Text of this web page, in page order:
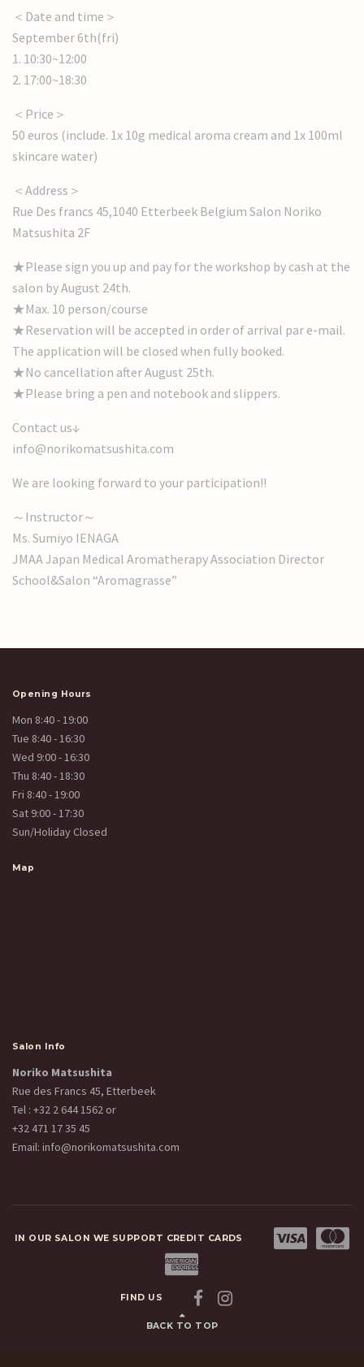
＜Date and time＞
September 6th(fri)
1. 10:30~12:00
2. 17:00~18:30
＜Price＞
50 euros (include. 1x 10g medical aroma cream and 1x 100ml
skincare water)
＜Address＞
Rue Des francs 45,1040 Etterbeek Belgium Salon Noriko
Matsushita 2F
★Please sign you up and pay for the workshop by cash at the
salon by August 24th.
★Max. 10 person/course
★Reservation will be accepted in order of arrival par e-mail.
The application will be closed when fully booked.
★No cancellation after August 25th.
★Please bring a pen and notebook and slippers.
Contact us↓
info@norikomatsushita.com
We are looking forward to your participation!!
～Instructor～
Ms. Sumiyo IENAGA
JMAA Japan Medical Aromatherapy Association Director
School&Salon “Aromagrasse”
Opening Hours
Mon 8:40 - 19:00
Tue 8:40 - 16:30
Wed 9:00 - 16:30
Thu 8:40 - 18:30
Fri 8:40 - 19:00
Sat 9:00 - 17:30
Sun/Holiday Closed
Map
Salon Info
Noriko Matsushita
Rue des Francs 45, Etterbeek
Tel : +32 2 644 1562 or
+32 471 17 35 45
Email: info@norikomatsushita.com
IN OUR SALON WE SUPPORT CREDIT CARDS
BACK TO TOP
FIND US